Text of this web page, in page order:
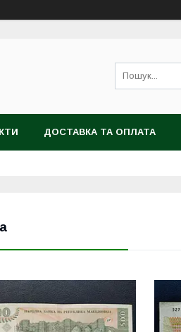
ДОСТАВКА ТА ОПЛАТА